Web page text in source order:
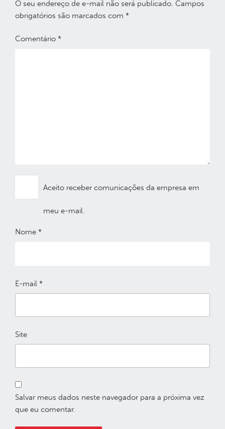
O seu endereço de e-mail não será publicado. Campos
obrigatórios são marcados com *
Comentário *
Aceito receber comunicações da empresa em
meu e-mail.
Nome *
E-mail *
Site
Salvar meus dados neste navegador para a próxima vez
que eu comentar.